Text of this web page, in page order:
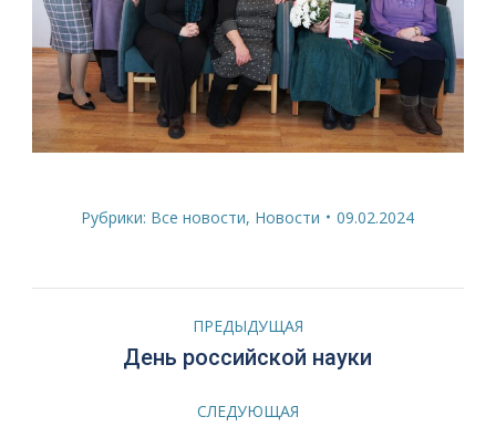
Рубрики: Все новости, Новости 09.02.2024
НавигацияПРЕДЫДУЩАЯ
Предыдущая
День российской науки
СЛЕДУЮЩАЯ